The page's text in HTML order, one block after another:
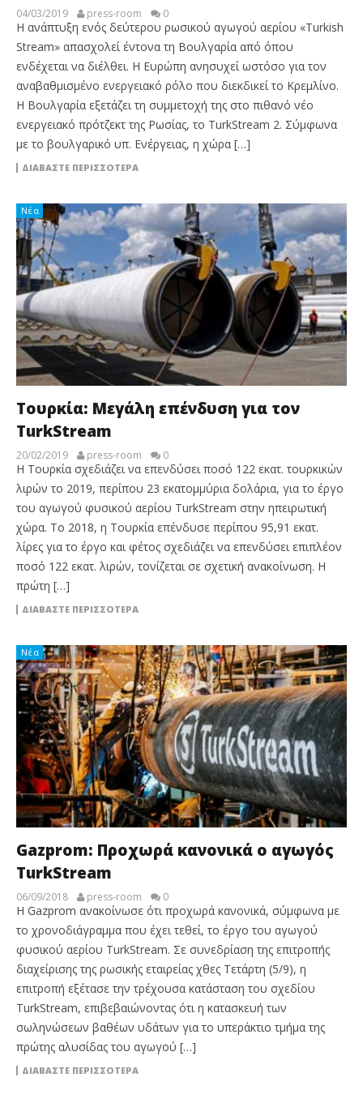
04/03/2019 press-room 0
Η ανάπτυξη ενός δεύτερου ρωσικού αγωγού αερίου «Turkish
Stream» απασχολεί έντονα τη Βουλγαρία από όπου
ενδέχεται να διέλθει. Η Ευρώπη ανησυχεί ωστόσο για τον
αναβαθμισμένο ενεργειακό ρόλο που διεκδικεί το Κρεμλίνο.
Η Βουλγαρία εξετάζει τη συμμετοχή της στο πιθανό νέο
ενεργειακό πρότζεκτ της Ρωσίας, το TurkStream 2. Σύμφωνα
με το βουλγαρικό υπ. Ενέργειας, η χώρα […]
ΔΙΑΒΆΣΤΕ ΠΕΡΙΣΣΌΤΕΡΑ
Νέα
Τουρκία: Μεγάλη επένδυση για τον
TurkStream
20/02/2019 press-room 0
Η Τουρκία σχεδιάζει να επενδύσει ποσό 122 εκατ. τουρκικών
λιρών το 2019, περίπου 23 εκατομμύρια δολάρια, για το έργο
του αγωγού φυσικού αερίου TurkStream στην ηπειρωτική
χώρα. Το 2018, η Τουρκία επένδυσε περίπου 95,91 εκατ.
λίρες για το έργο και φέτος σχεδιάζει να επενδύσει επιπλέον
ποσό 122 εκατ. λιρών, τονίζεται σε σχετική ανακοίνωση. Η
πρώτη […]
ΔΙΑΒΆΣΤΕ ΠΕΡΙΣΣΌΤΕΡΑ
Νέα
Gazprom: Προχωρά κανονικά ο αγωγός
TurkStream
06/09/2018 press-room 0
Η Gazprom ανακοίνωσε ότι προχωρά κανονικά, σύμφωνα με
το χρονοδιάγραμμα που έχει τεθεί, το έργο του αγωγού
φυσικού αερίου TurkStream. Σε συνεδρίαση της επιτροπής
διαχείρισης της ρωσικής εταιρείας χθες Τετάρτη (5/9), η
επιτροπή εξέτασε την τρέχουσα κατάσταση του σχεδίου
TurkStream, επιβεβαιώνοντας ότι η κατασκευή των
σωληνώσεων βαθέων υδάτων για το υπεράκτιο τμήμα της
πρώτης αλυσίδας του αγωγού […]
ΔΙΑΒΆΣΤΕ ΠΕΡΙΣΣΌΤΕΡΑ